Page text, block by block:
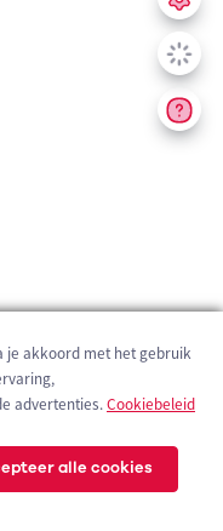
je akkoord met het gebruik
advertenties.Cookiebeleid
alle cookies